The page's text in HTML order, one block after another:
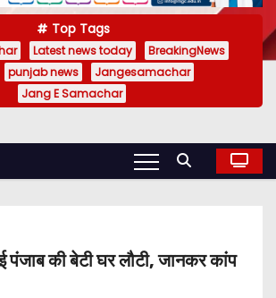
Top Tags
Latest news today
BreakingNews
punjab news
Jangesamachar
Jang E Samachar
पंजाब की बेटी घर लौटी, जानकर कांप